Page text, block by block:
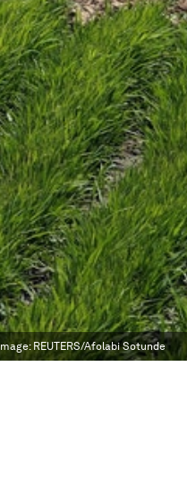
Image: REUTERS/Afolabi Sotunde